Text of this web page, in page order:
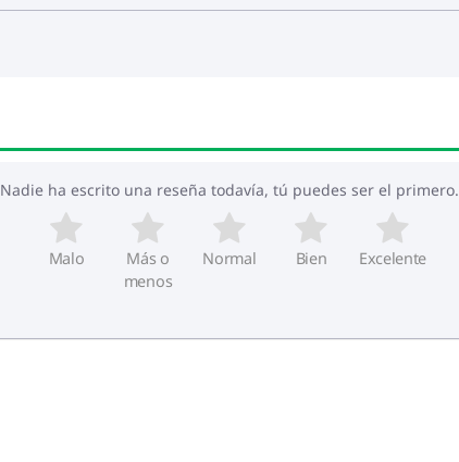
Nadie ha escrito una reseña todavía, tú puedes ser el primero.
Malo
Más o
menos
Normal Bien Excelente